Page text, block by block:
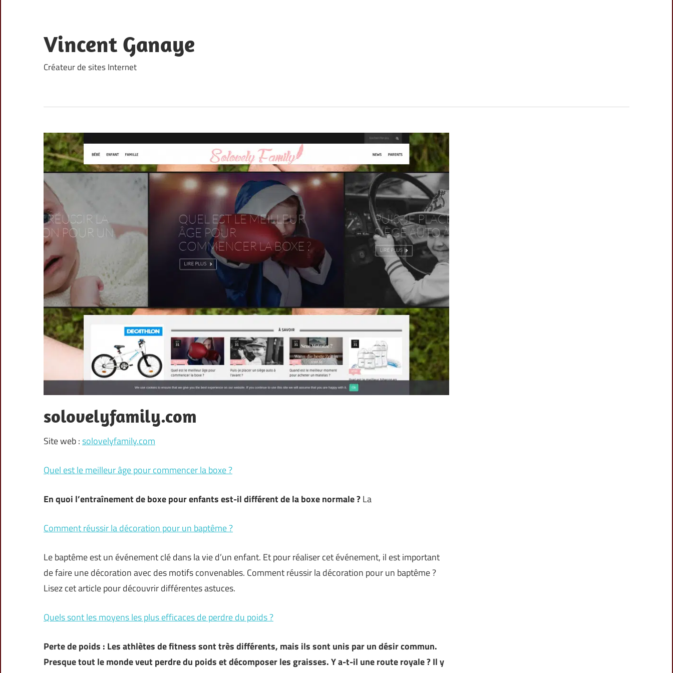
content
Vincent Ganaye
Créateur de sites Internet
solovelyfamily.com
Site web :solovelyfamily.com
Quel est le meilleur âge pour commencer la boxe ?
En quoi l’entraînement de boxe pour enfants est-il différent de la boxe normale ?La
Comment réussir la décoration pour un baptême ?
Le baptême est un événement clé dans la vie d’un enfant. Et pour réaliser cet événement, il est important
de faire une décoration avec des motifs convenables. Comment réussir la décoration pour un baptême ?
Lisez cet article pour découvrir différentes astuces.
Quels sont les moyens les plus efficaces de perdre du poids ?
Perte de poids : Les athlètes de fitness sont très différents, mais ils sont unis par un désir commun.
Presque tout le monde veut perdre du poids et décomposer les graisses. Y a-t-il une route royale ? Il y